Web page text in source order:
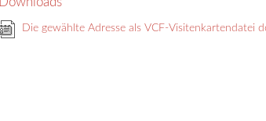
Die gewählte Adresse als VCF-Visitenkartendatei